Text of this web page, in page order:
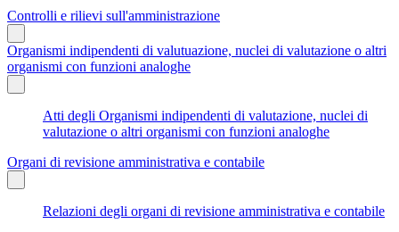
Controlli e rilievi sull'amministrazione
Organismi indipendenti di valutuazione, nuclei di valutazione o altri
organismi con funzioni analoghe
Atti degli Organismi indipendenti di valutazione, nuclei di
valutazione o altri organismi con funzioni analoghe
Organi di revisione amministrativa e contabile
Relazioni degli organi di revisione amministrativa e contabile